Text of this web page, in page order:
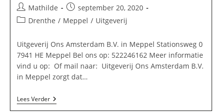
Bericht
auteur:
Mathilde
Bericht
gepubliceerd
op:
september 20, 2020
Berichtcategorie:
Drenthe / Meppel / Uitgeverij
Uitgeverij Ons Amsterdam B.V. in Meppel Stationsweg 0
7941 HE Meppel Bel ons op: 522246162 Meer informatie
vind u op: Of mail naar: Uitgeverij Ons Amsterdam B.V.
in Meppel zorgt dat…
Lees VerderUitgeverij
Ons